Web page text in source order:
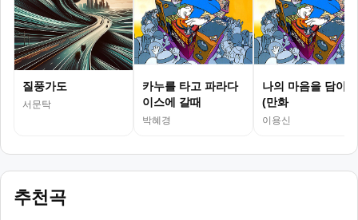
질풍가도
서문탁
카누를 타고 파라다
이스에 갈때
박혜경
나의 마음을 담아
(만화
이용신
추천곡